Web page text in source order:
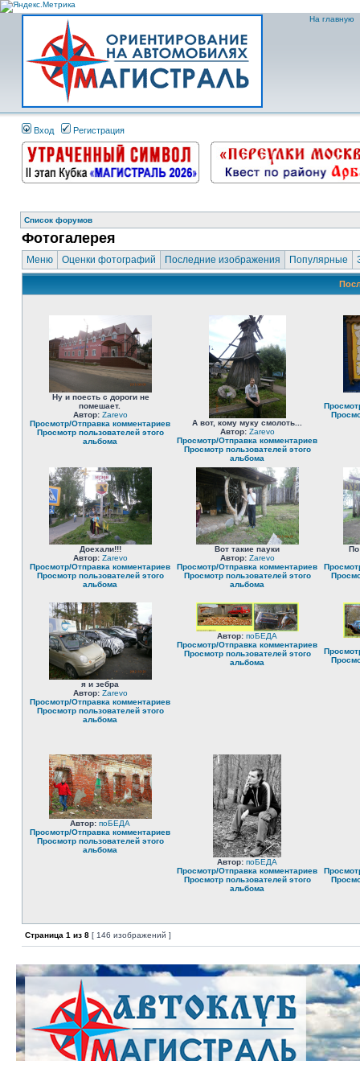
На главную
Вход Регистрация
Список форумов
Фотогалерея
Меню Оценки фотографий Последние изображения Популярные
Ну и поесть с дороги не
помешает.
Автор: Zarevo
Просмотр/Отправка комментариев
Просмотр пользователей этого
альбома
А вот, кому муку смолоть...
Автор: Zarevo
Просмотр/Отправка комментариев
Просмотр пользователей этого
альбома
Доехали!!!
Автор: Zarevo
Просмотр/Отправка комментариев
Просмотр пользователей этого
альбома
Вот такие пауки
Автор: Zarevo
Просмотр/Отправка комментариев
Просмотр пользователей этого
альбома
По
я и зебра
Автор: Zarevo
Просмотр/Отправка комментариев
Просмотр пользователей этого
альбома
Автор: поБЕДА
Просмотр/Отправка комментариев
Просмотр пользователей этого
альбома
Автор: поБЕДА
Просмотр/Отправка комментариев
Просмотр пользователей этого
альбома
Автор: поБЕДА
Просмотр/Отправка комментариев
Просмотр пользователей этого
альбома
Страница 1 из 8 [ 146 изображений ]